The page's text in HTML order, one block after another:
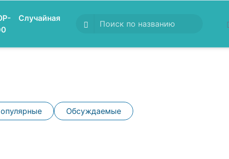
Случайная
Обсуждаемые